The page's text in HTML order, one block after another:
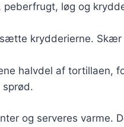
løg og
krydderierne. Skær
halvdel af tortillaen,
sprød.
og serveres varme.